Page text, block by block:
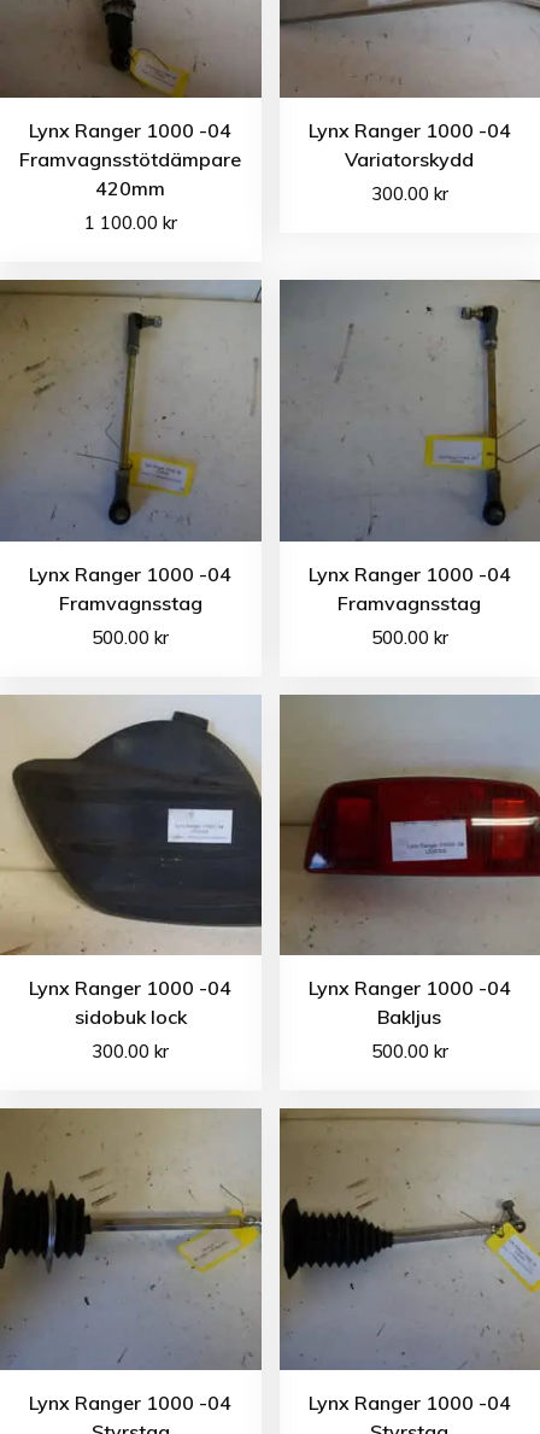
Lynx Ranger 1000 -04
Framvagnsstötdämpare
420mm
1 100.00 kr
Lynx Ranger 1000 -04
Variatorskydd
300.00 kr
Lynx Ranger 1000 -04
Framvagnsstag
500.00kr
Lynx Ranger 1000 -04
Framvagnsstag
500.00 kr
Lynx Ranger 1000 -04
sidobuk lock
300.00kr
Lynx Ranger 1000 -04
Bakljus
500.00 kr
Lynx Ranger 1000 -04
Lynx Ranger 1000 -04